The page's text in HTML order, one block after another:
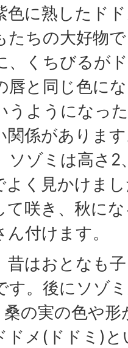
色に熟したド
たちの大好物
、くちびるが
唇と同じ色に
うようになっ
関係がありま
ソゾミは高さ2
よく見かけま
て咲き、秋に
付けます。
昔はおとなも
す。後にソゾ
の実の色や
ドメ(ドドミ)